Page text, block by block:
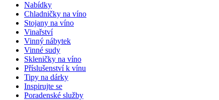
Nabídky
Chladničky na víno
Stojany na víno
Vinařství
Vinný nábytek
Vinné sudy
Skleničky na víno
Příslušenství k vínu
Tipy na dárky
Inspirujte se
Poradenské služby